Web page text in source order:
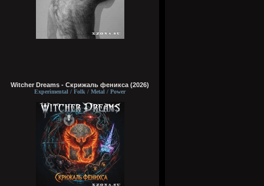
Witcher Dreams - Скрижаль феникса (2026)
Experimental / Folk / Metal / Power